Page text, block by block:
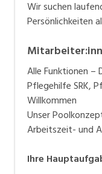
Wir suchen
Persönlichkeiten
Alle Funktionen –
Pflegehilfe SRK,
Willkommen
Unser
Arbeitszeit- und
Ihre